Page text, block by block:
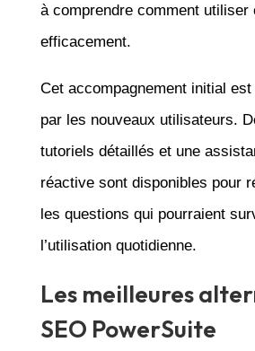
à comprendre comment utiliser
efficacement.
Cet accompagnement initial
par les nouveaux utilisateurs.
tutoriels détaillés et une
réactive sont disponibles pour
les questions qui pourraient
l’utilisation quotidienne.
Les meilleures
SEO PowerSuite